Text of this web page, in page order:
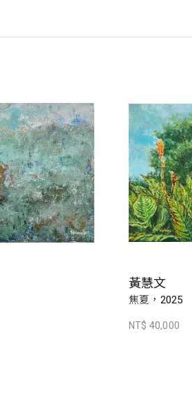
黃慧文
焦夏，2025
NT$ 40,000